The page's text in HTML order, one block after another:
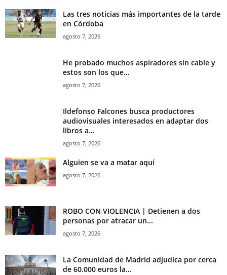
Las tres noticias más importantes de la tarde
en Córdoba
agosto 7, 2026
He probado muchos aspiradores sin cable y
estos son los que...
agosto 7, 2026
Ildefonso Falcones busca productores
audiovisuales interesados en adaptar dos
libros a...
agosto 7, 2026
Alguien se va a matar aquí
agosto 7, 2026
ROBO CON VIOLENCIA | Detienen a dos
personas por atracar un...
agosto 7, 2026
La Comunidad de Madrid adjudica por cerca
de 60.000 euros la...